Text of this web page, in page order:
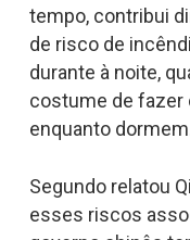
tempo, contribui
de risco de
durante à noite,
costume de fazer
enquanto
Segundo relatou
esses riscos